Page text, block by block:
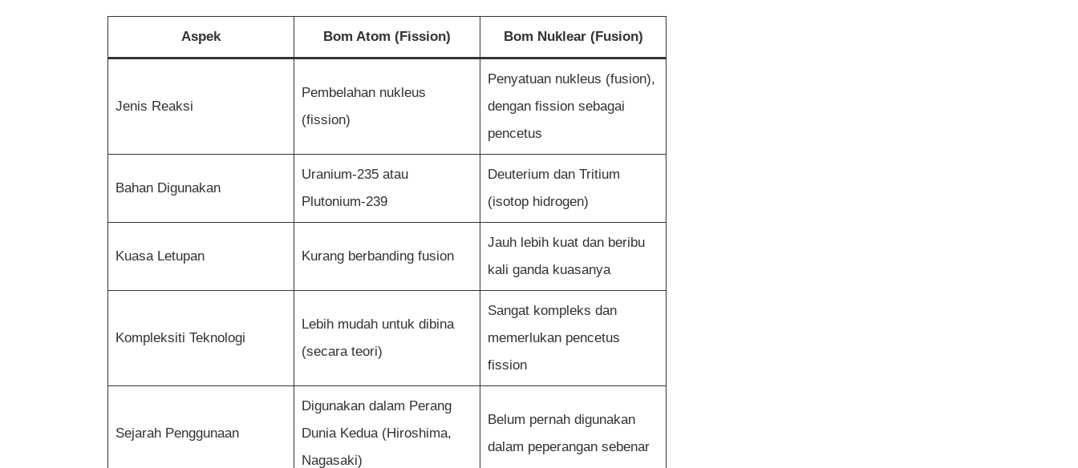
Aspek Bom Atom (Fission) Bom Nuklear (Fusion)
Jenis Reaksi
Pembelahan nukleus
(fission)
Penyatuan nukleus (fusion),
dengan fission sebagai
pencetus
Bahan Digunakan
Uranium-235 atau
Plutonium-239
Deuterium dan Tritium
(isotop hidrogen)
Kuasa Letupan Kurang berbanding fusion
Jauh lebih kuat dan beribu
kali ganda kuasanya
Kompleksiti Teknologi
Lebih mudah untuk dibina
(secara teori)
Sangat kompleks dan
memerlukan pencetus
fission
Sejarah Penggunaan
Digunakan dalam Perang
Dunia Kedua (Hiroshima,
Nagasaki)
Belum pernah digunakan
dalam peperangan sebenar